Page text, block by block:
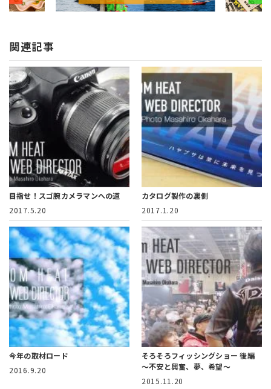
関連記事
目指せ！スゴ腕カメラマンへの道
2017.5.20
カタログ製作の裏側
2017.1.20
今年の取材ロード
2016.9.20
そろそろフィッシングショー 後編
～不安と興奮、夢、希望～
2015.11.20